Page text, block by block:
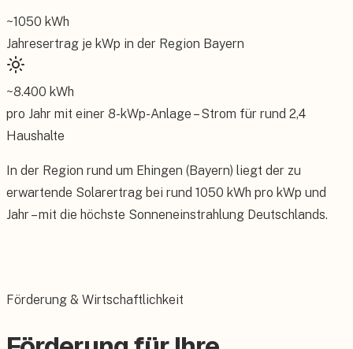
~1050 kWh
Jahresertrag je kWp in der Region Bayern
~8.400 kWh
pro Jahr mit einer 8-kWp-Anlage – Strom für rund 2,4
Haushalte
In der Region rund um Ehingen (Bayern) liegt der zu
erwartende Solarertrag bei rund 1050 kWh pro kWp und
Jahr – mit die höchste Sonneneinstrahlung Deutschlands.
Förderung & Wirtschaftlichkeit